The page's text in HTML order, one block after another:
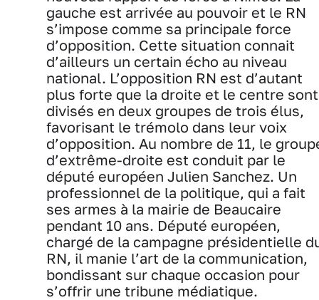
gauche est arrivée au pouvoir et le RN
s’impose comme sa principale force
d’opposition. Cette situation connait
d’ailleurs un certain écho au niveau
national. L’opposition RN est d’autant
plus forte que la droite et le centre sont
divisés en deux groupes de trois élus,
favorisant le trémolo dans leur voix
d’opposition. Au nombre de 11, le
d’extrême-droite est conduit par le
député européen Julien Sanchez. Un
professionnel de la politique, qui a fait
ses armes à la mairie de Beaucaire
pendant 10 ans. Député européen,
chargé de la campagne présidentielle
RN, il manie l’art de la communication,
bondissant sur chaque occasion pour
s’offrir une tribune médiatique.